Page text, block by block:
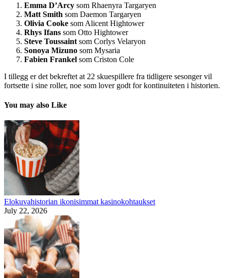
Emma D’Arcy som Rhaenyra Targaryen
Matt Smith som Daemon Targaryen
Olivia Cooke som Alicent Hightower
Rhys Ifans som Otto Hightower
Steve Toussaint som Corlys Velaryon
Sonoya Mizuno som Mysaria
Fabien Frankel som Criston Cole
I tillegg er det bekreftet at 22 skuespillere fra tidligere sesonger vil
fortsette i sine roller, noe som lover godt for kontinuiteten i historien.
You may also Like
Elokuvahistorian ikonisimmat kasinokohtaukset
July 22, 2026